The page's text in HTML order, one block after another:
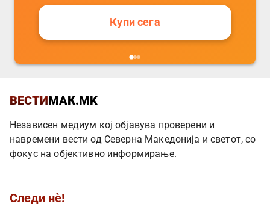
Купи сега
ВЕСТИМАК.MK
Независен медиум кој објавува проверени и
навремени вести од Северна Македонија и светот, со
фокус на објективно информирање.
Следи нè!